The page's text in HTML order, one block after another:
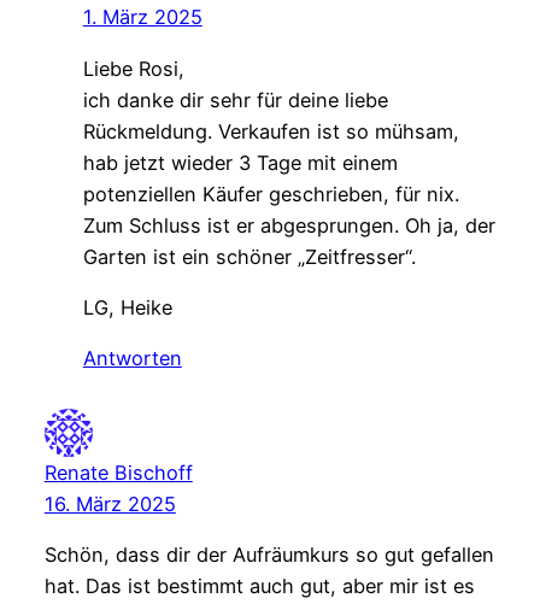
1. März 2025
Liebe Rosi,
ich danke dir sehr für deine liebe
Rückmeldung. Verkaufen ist so mühsam,
hab jetzt wieder 3 Tage mit einem
potenziellen Käufer geschrieben, für nix.
Zum Schluss ist er abgesprungen. Oh ja, der
Garten ist ein schöner „Zeitfresser“.
LG, Heike
Antworten
Renate Bischoff
16. März 2025
Schön, dass dir der Aufräumkurs so gut gefallen
hat. Das ist bestimmt auch gut, aber mir ist es